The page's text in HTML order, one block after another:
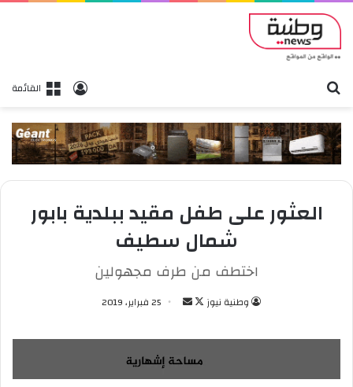
القائمةتسجيل
العثور على طفل مقيد ببلدية بابور
شمال سطيف
اختطف من طرف مجهولين
وطنية نيوز
ت
ب
ع
ع
س
ل
ب
25 فبراير، 2019